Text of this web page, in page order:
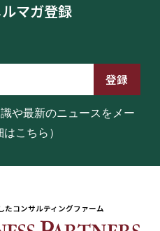
マガ登録
や最新のニュースをメー
はこちら）
たコンサルティングファーム